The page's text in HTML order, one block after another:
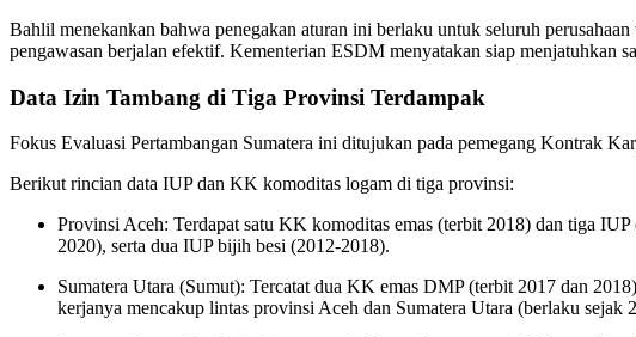
Bahlil menekankan bahwa penegakan aturan ini berlaku untuk seluruh
pengawasan berjalan efektif. Kementerian ESDM menyatakan siap menjatuhkan
Data Izin Tambang di Tiga Provinsi Terdampak
Fokus Evaluasi Pertambangan Sumatera ini ditujukan pada pemegang Kontrak
Berikut rincian data IUP dan KK komoditas logam di tiga provinsi:
Provinsi Aceh: Terdapat satu KK komoditas emas (terbit 2018) dan tiga
2020), serta dua IUP bijih besi (2012-2018).
Sumatera Utara (Sumut): Tercatat dua KK emas DMP (terbit 2017 dan
kerjanya mencakup lintas provinsi Aceh dan Sumatera Utara (berlaku sejak